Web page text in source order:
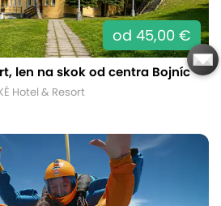
od 45,00 €
len na skok od centra Bojníc
Hotel & Resort